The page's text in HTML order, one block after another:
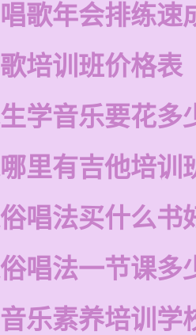
歌年会排练速
培训班价格表
学音乐要花多
里有吉他培训
唱法买什么书
唱法一节课多
乐素养培训学